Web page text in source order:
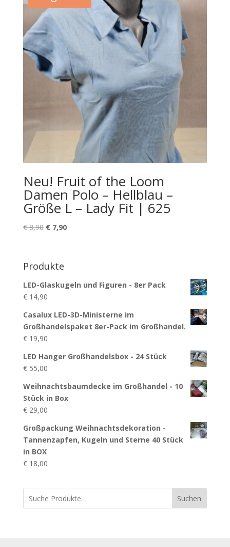
Neu! Fruit of the Loom
Damen Polo – Hellblau –
Größe L – Lady Fit | 625
€8,90 Ursprünglicher
€ 8,90
€7,90Aktueller
Produkte
LED-Glaskugeln und Figuren - 8er Pack
€14,90
Casalux LED-3D-Ministerne im
Großhandelspaket 8er-Pack im Großhandel.
€19,90
LED Hanger Großhandelsbox - 24 Stück
€55,00
Weihnachtsbaumdecke im Großhandel - 10
Stück in Box
€29,00
Großpackung Weihnachtsdekoration -
Tannenzapfen, Kugeln und Sterne 40 Stück
in BOX
€18,00
Suchen